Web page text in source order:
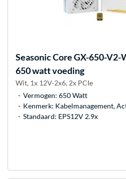
SeasonicCore GX-650-V2-
650 watt voeding
Wit, 1x 12V-2x6, 2x PCIe
Vermogen: 650 Watt
Kenmerk: Kabelmanagement,
Standaard: EPS12V 2.9x